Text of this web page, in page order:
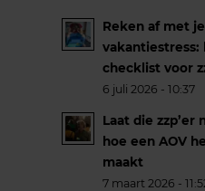
Reken af met je
vakantiestress:
checklist voor
6 juli 2026 - 10:37
Laat die zzp’er
hoe een AOV
maakt
7 maart 2026 -